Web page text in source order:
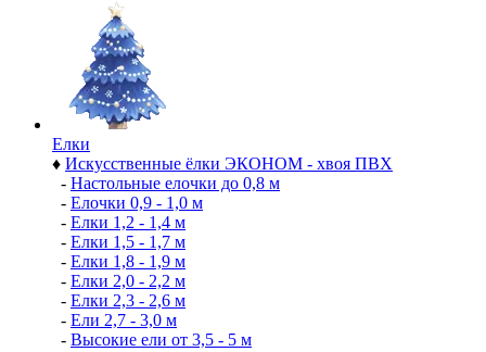
Елки
♦ Искусственные ёлки ЭКОНОМ - хвоя ПВХ
- Настольные елочки до 0,8 м
- Елочки 0,9 - 1,0 м
- Елки 1,2 - 1,4 м
- Елки 1,5 - 1,7 м
- Елки 1,8 - 1,9 м
- Елки 2,0 - 2,2 м
- Елки 2,3 - 2,6 м
- Ели 2,7 - 3,0 м
- Высокие ели от 3,5 - 5 м